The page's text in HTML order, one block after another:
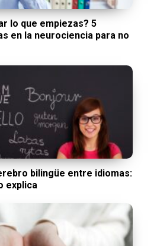
lo que empiezas? 5
en la neurociencia para no
bilingüe entre idiomas:
explica